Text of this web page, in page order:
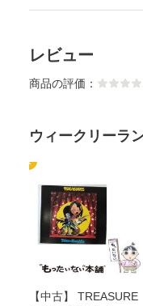
レビュー
商品の評価：
ウィークリーラ
1
【中古】 TREASURE